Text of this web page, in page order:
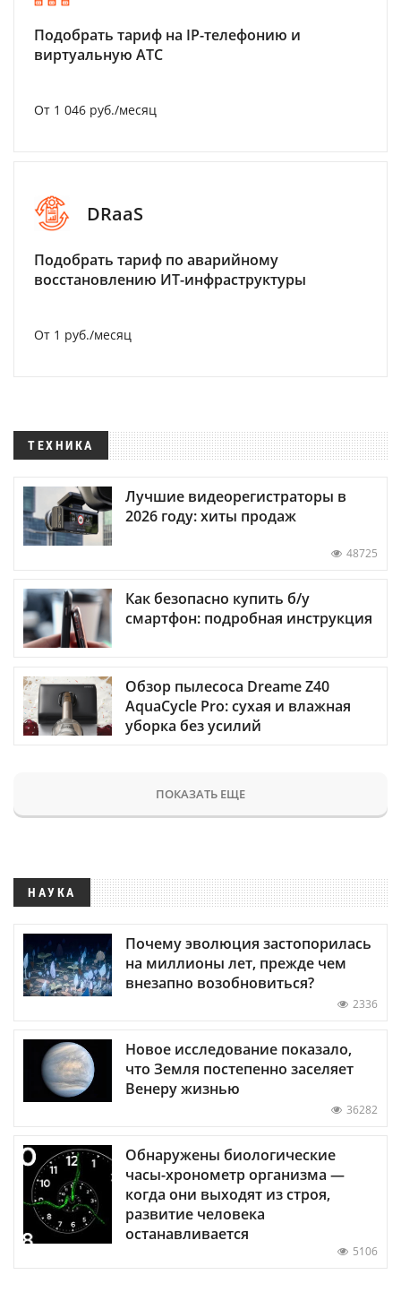
Подобрать тариф на IP-телефонию и
виртуальную АТС
От 1 046 руб./месяц
DRaaS
Подобрать тариф по аварийному
восстановлению ИТ-инфраструктуры
От 1 руб./месяц
ТЕХНИКА
Лучшие видеорегистраторы в
2026 году: хиты продаж
48725
Как безопасно купить б/у
смартфон: подробная инструкция
Обзор пылесоса Dreame Z40
AquaCycle Pro: сухая и влажная
уборка без усилий
ПОКАЗАТЬ ЕЩЕ
НАУКА
Почему эволюция застопорилась
на миллионы лет, прежде чем
внезапно возобновиться?
2336
Новое исследование показало,
что Земля постепенно заселяет
Венеру жизнью
36282
Обнаружены биологические
часы-хронометр организма —
когда они выходят из строя,
развитие человека
останавливается
5106